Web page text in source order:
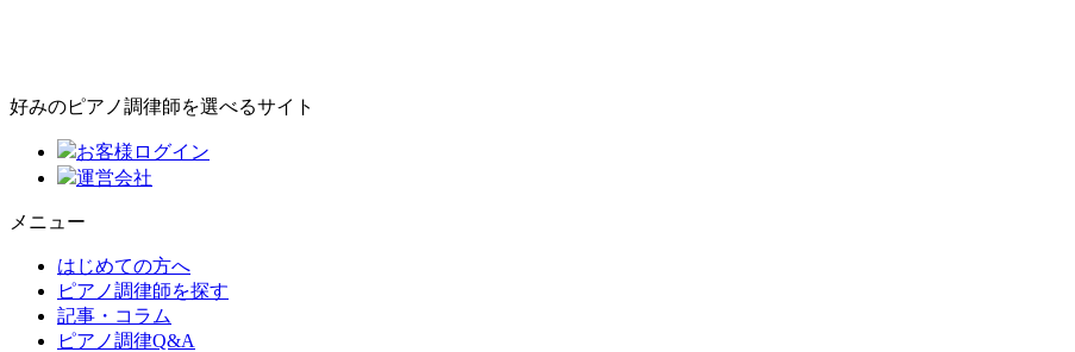
好みのピアノ調律師を選べるサイト
お客様ログイン
運営会社
メニュー
はじめての方へ
ピアノ調律師を探す
記事・コラム
ピアノ調律Q&A